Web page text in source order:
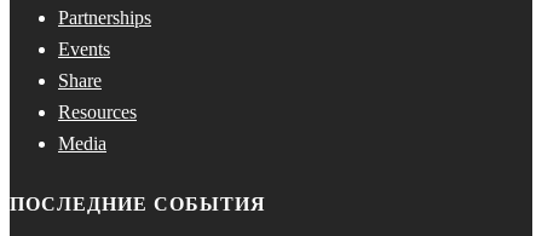
Partnerships
Events
Share
Resources
Media
ПОСЛЕДНИЕ СОБЫТИЯ